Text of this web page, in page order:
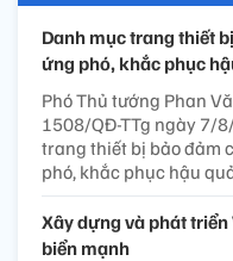
Danh mục trang thiết
ứng phó, khắc phục
Phó Thủ tướng Phan
1508/QĐ-TTg ngày 7/
trang thiết bị bảo đảm
phó, khắc phục hậu
Xây dựng và phát
biển mạnh